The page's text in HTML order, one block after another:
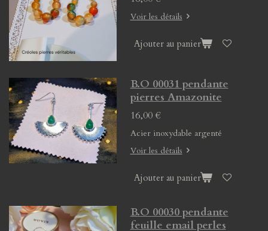
Voir les détails
Ajouter au panier
B.O 00031 pendante
pierres Amazonite
16,00 €
Acier inoxydable argenté
Voir les détails
Ajouter au panier
B.O 00030 pendante
feuille email perles